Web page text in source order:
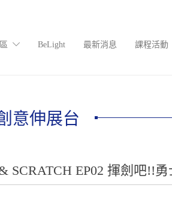
BeLight 最新消息 課程活動
意伸展台
SCRATCH EP02 揮劍吧!!勇